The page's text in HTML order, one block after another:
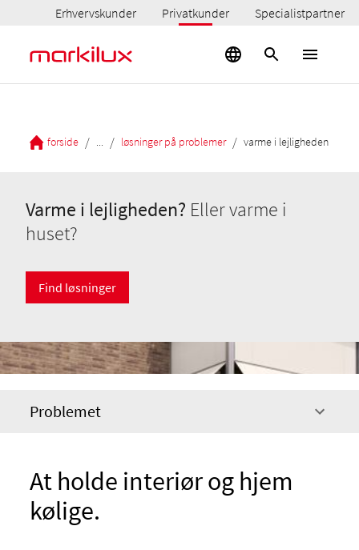
Erhvervskunder Privatkunder Specialistpartner
forside / / løsninger på problemer / varme i lejligheden
Varme i lejligheden? Eller varme i
huset?
Find løsninger
Problemet
At holde interiør og hjem
kølige.